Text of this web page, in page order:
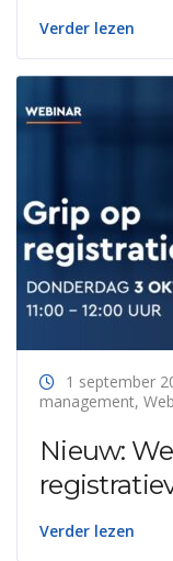
Verder lezen
1 september
management,
Nieuw:
Verder lezen